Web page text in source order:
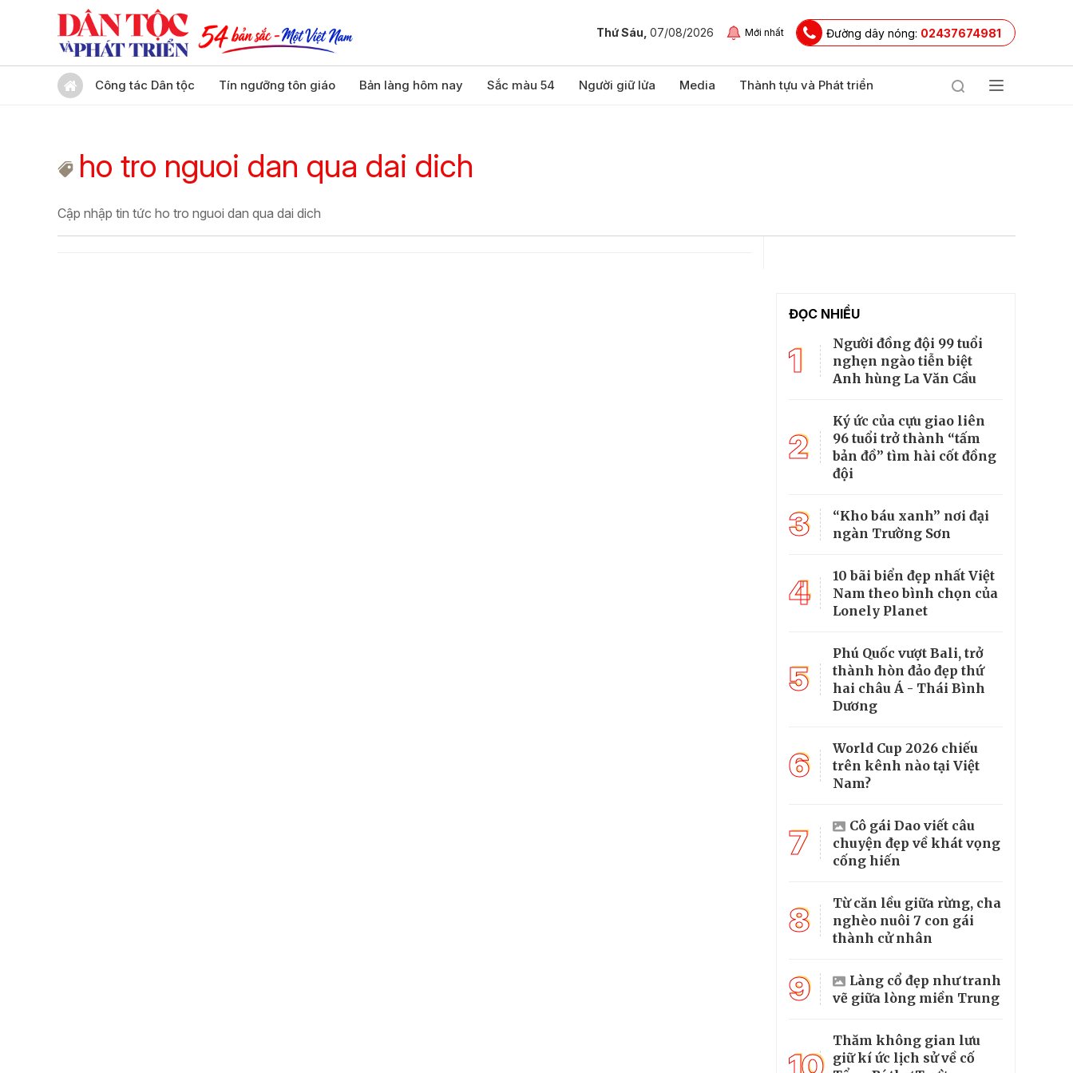
Thứ Sáu, 07/08/2026 Mới nhất Đường dây nóng: 02437674981
Công tác Dân tộc Tín ngưỡng tôn giáo Bản làng hôm nay Sắc màu 54 Người giữ lửa Media Thành tựu và Phát triển
ho tro nguoi dan qua dai dich
Cập nhập tin tức ho tro nguoi dan qua dai dich
ĐỌC NHIỀU
1
Người đồng đội 99 tuổi
nghẹn ngào tiễn biệt
Anh hùng La Văn Cầu
2
Ký ức của cựu giao liên
96 tuổi trở thành “tấm
bản đồ” tìm hài cốt đồng
đội
3
“Kho báu xanh” nơi đại
ngàn Trường Sơn
4
10 bãi biển đẹp nhất Việt
Nam theo bình chọn của
Lonely Planet
5
Phú Quốc vượt Bali, trở
thành hòn đảo đẹp thứ
hai châu Á - Thái Bình
Dương
6
World Cup 2026 chiếu
trên kênh nào tại Việt
Nam?
7
Cô gái Dao viết câu
chuyện đẹp về khát vọng
cống hiến
8
Từ căn lều giữa rừng, cha
nghèo nuôi 7 con gái
thành cử nhân
9
Làng cổ đẹp như tranh
vẽ giữa lòng miền Trung
Thăm không gian lưu
giữ kí ức lịch sử về cố